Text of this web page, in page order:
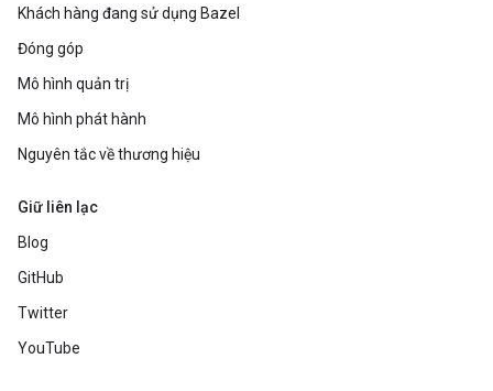
Khách hàng đang sử dụng Bazel
Đóng góp
Mô hình quản trị
Mô hình phát hành
Nguyên tắc về thương hiệu
Giữ liên lạc
Blog
GitHub
Twitter
YouTube